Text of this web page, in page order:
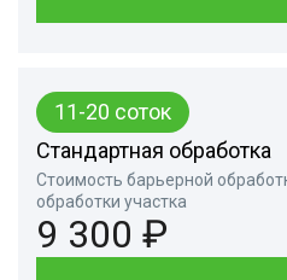
11-20 соток
Стандартная обработка
Стоимость барьерной
обработки участка
9 300 ₽